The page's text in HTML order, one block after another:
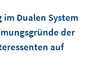
s
t
e
F
n
s
Dualen System
der
auf